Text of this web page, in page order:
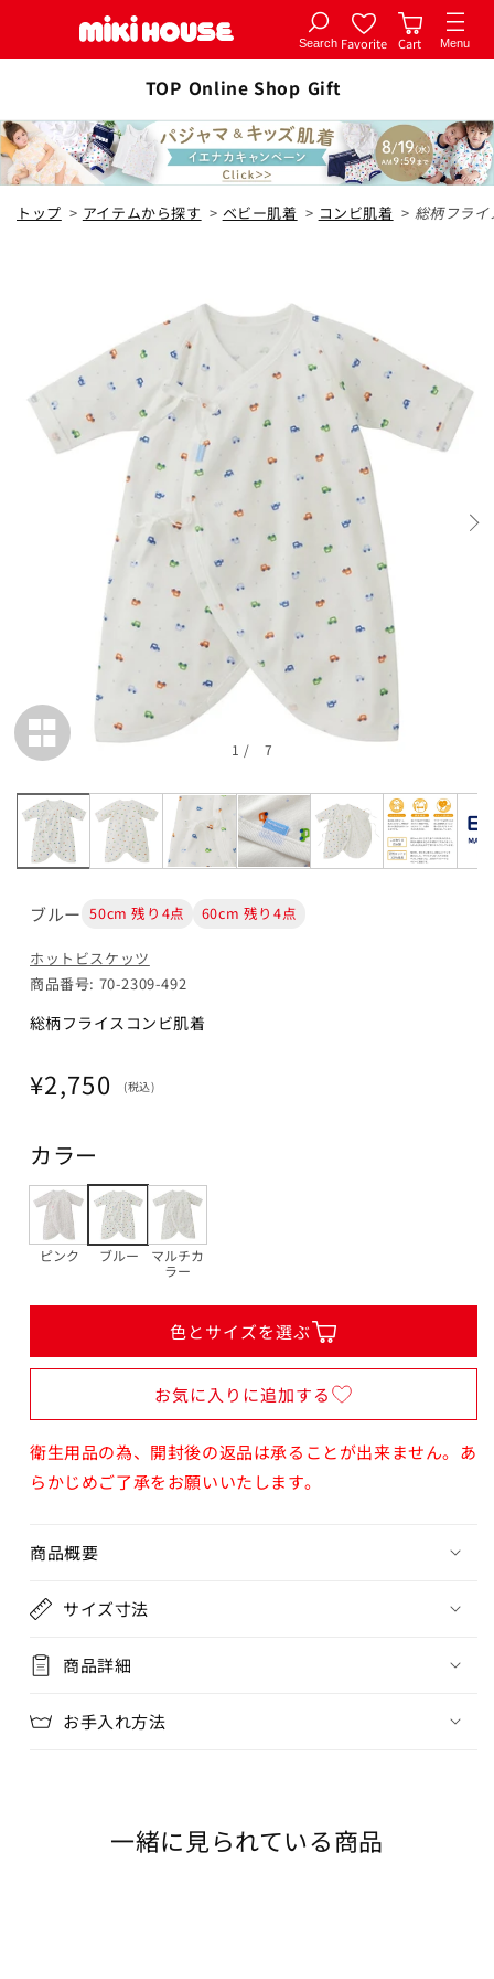
コンテ
Search Favorite Cart Menu
TOP Online Shop Gift
トップ > アイテムから探す > ベビー肌着 > コンビ肌着 > 総柄フラ
1 / 7
ブルー 50cm 残り4点 60cm 残り4点
ホットビスケッツ
商品番号: 70-2309-492
総柄フライスコンビ肌着
通
格
¥2,750 (税込)
カラー
ピンク ブルー
マルチカ
ラー
色とサイズを選ぶ
お気に入りに追加する
カートに追加
全3色
ピンク
残り3点
カートに追加
¥2,750
在庫 なし 入荷通知
ブルー
¥2,750
残り4点
カートに追加
マルチカラー
50cm
在庫 あり
60cm
衛生用品の為、開封後の返品は承ることが出来ません。あ
らかじめご了承をお願いいたします。
商品概要
サイズ寸法
商品詳細
お手入れ方法
一緒に見られている商品